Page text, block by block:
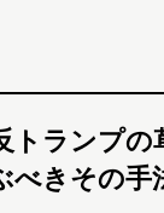
トランプの
べきその手